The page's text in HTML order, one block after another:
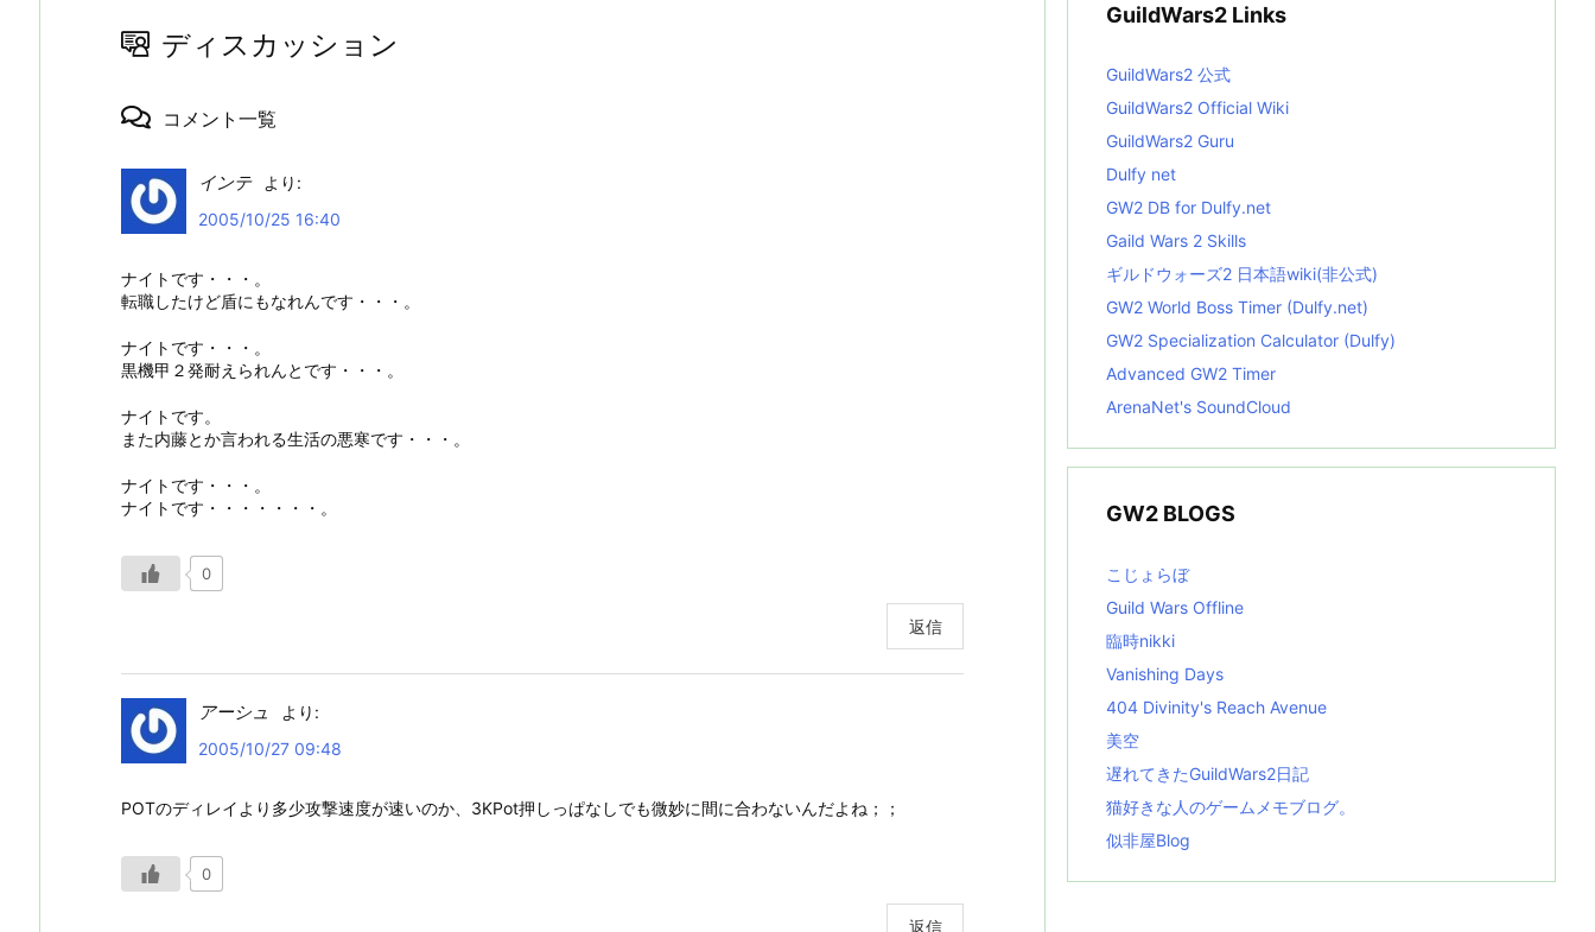
ディスカッション
コメント一覧
インテ
より:
2005/10/25 16:40
ナイトです・・・。
転職したけど盾にもなれんです・・・。
ナイトです・・・。
黒機甲２発耐えられんとです・・・。
ナイトです。
また内藤とか言われる生活の悪寒です・・・。
ナイトです・・・。
ナイトです・・・・・・・。
0
返信
アーシュ
より:
2005/10/27 09:48
POTのディレイより多少攻撃速度が速いのか、3KPot押しっぱなしでも微妙に間に合わないんだよね；；
0
返信
GuildWars2 Links
GuildWars2 公式
GuildWars2 Official Wiki
GuildWars2 Guru
Dulfy net
GW2 DB for Dulfy.net
Gaild Wars 2 Skills
ギルドウォーズ2 日本語wiki(非公式)
GW2 World Boss Timer (Dulfy.net)
GW2 Specialization Calculator (Dulfy)
Advanced GW2 Timer
ArenaNet's SoundCloud
GW2 BLOGS
こじょらぼ
Guild Wars Offline
臨時nikki
Vanishing Days
404 Divinity's Reach Avenue
美空
遅れてきたGuildWars2日記
猫好きな人のゲームメモブログ。
似非屋Blog